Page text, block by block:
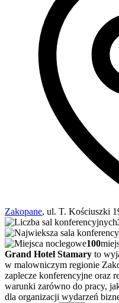
Zakopane, ul. T. Kościuszki
100
Grand Hotel Stamary to
w malowniczym regionie
zaplecze konferencyjne oraz
warunki zarówno do pracy,
dla organizacji wydarzeń